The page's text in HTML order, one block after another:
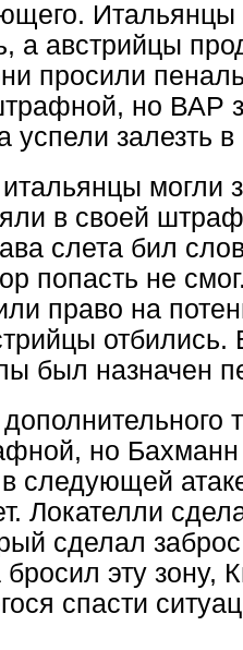
Итальянцы
а австрийцы
просили
но ВАР
успели залезть
могли
в своей
слета бил
попасть не
право на
был назначен
но Бахманн
следующей
Локателли
сделал
эту зону,
спасти